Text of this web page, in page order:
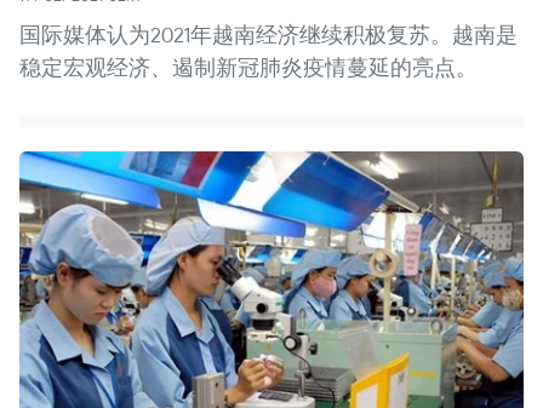
国际媒体认为2021年越南经济继续积极复苏。越南是
稳定宏观经济、遏制新冠肺炎疫情蔓延的亮点。